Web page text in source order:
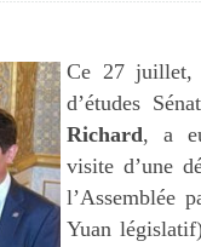
Ce 27 juillet,
d’études
Richard, a
visite d’une
l’Assemblée
Yuan